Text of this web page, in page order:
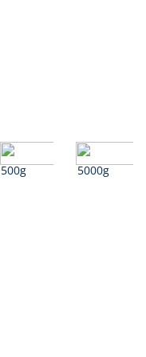
500g 5000g